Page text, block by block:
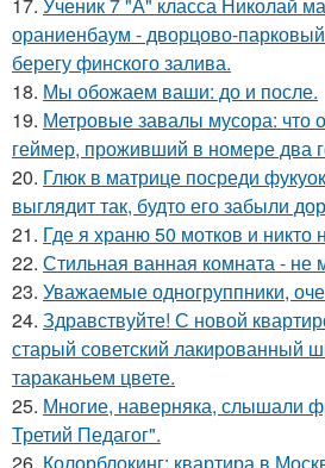
ораниенбаум - дворцово-
берегу финского залива.
18. Мы обожаем ваши: до и после.
19. Метровые завалы мусора: что
геймер, проживший в номере два
20. Глюк в матрице посреди
выглядит так, будто его забыли
21. Где я храню 50 мотков и никто
22. Стильная ванная комната - не
23. Уважаемые одногруппники,
24. Здравствуйте! С новой
старый советский лакированный
тараканьем цвете.
25. Многие, наверняка, слышали
Третий Педагог".